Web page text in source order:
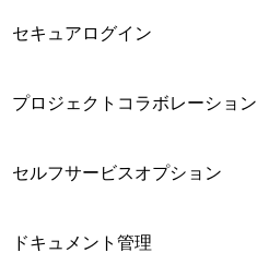
セキュアログイン
プロジェクトコラボレーション
セルフサービスオプション
ドキュメント管理